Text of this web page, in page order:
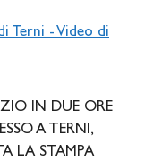
IN DUE ORE
A TERNI,
LA STAMPA